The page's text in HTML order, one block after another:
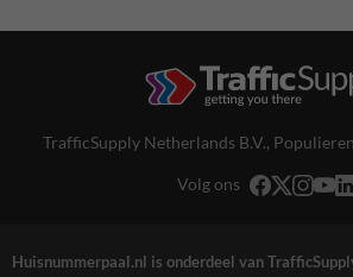
TrafficSupply Netherlands B.V.,
Volg ons
Huisnummerpaal.nl is onderdeel van